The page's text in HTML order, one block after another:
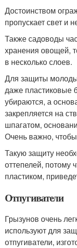
Достоинством
пропускает свет и
Также садоводы
хранения овощей,
в несколько слоев.
Для защиты
даже пластиковые
убираются, а
закрепляется на
шпагатом,
Очень важно,
Такую защиту
оттепелей, потому
пластиком,
Отпугиватели
Грызунов очень
используют для
отпугиватели,